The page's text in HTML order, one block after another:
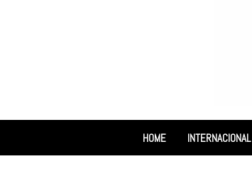
HOME INTERNACIONAL